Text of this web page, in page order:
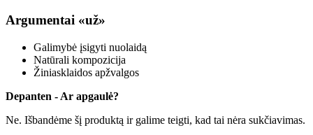
Argumentai «už»
Galimybė įsigyti nuolaidą
Natūrali kompozicija
Žiniasklaidos apžvalgos
Depanten - Ar apgaulė?
Ne. Išbandėme šį produktą ir galime teigti, kad tai nėra sukčiavimas.